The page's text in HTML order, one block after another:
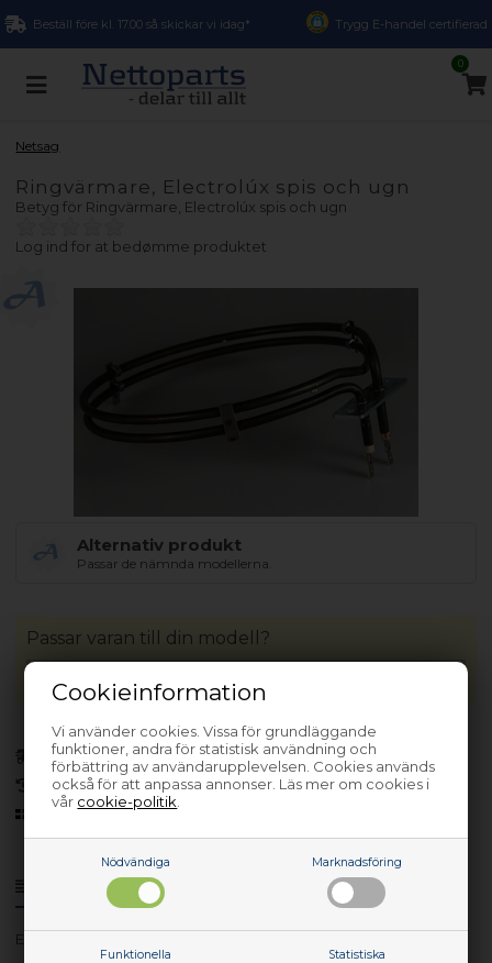
Cookieinformation
Vi använder cookies. Vissa för grundläggande
funktioner, andra för statistisk användning och
förbättring av användarupplevelsen. Cookies används
också för att anpassa annonser. Läs mer om cookies i
vår cookie-politik
Nödvändiga Marknadsföring
Funktionella Statistiska
Beställ före kl. 17.00 så skickar vi idag* Trygg E-handel certifierad
0
Netsag
Ringvärmare, Electrolúx spis och ugn
Betyg för Ringvärmare, Electrolúx spis och ugn
Log ind for at bedømme produktet
Alternativ produkt
Passar de nämnda modellerna.
Produktinfo
EKD60750X 230V - 947910401-00
Finns i lager(Lev. 1-3 arbetsdagar)
30 dagars returrätt
Sedan 2006
Passar varan till din modell?